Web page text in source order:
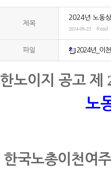
제목
2024년 노동
2024-09-23 Read
파일 2024년_이
한노이지 공고 제
노
한국노총이천여